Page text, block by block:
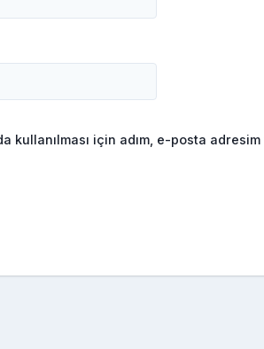
kullanılması için adım, e-posta